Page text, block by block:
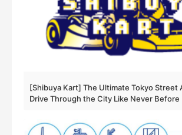
[Shibuya Kart] The Ultimate Tokyo Street
Drive Through the City Like Never Before